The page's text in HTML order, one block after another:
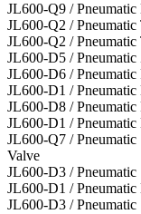
JL600-Q9 /
JL600-Q2 /
JL600-Q2 /
JL600-D5 /
JL600-D6 /
JL600-D1 /
JL600-D8 /
JL600-D1 /
JL600-Q7 /
Valve
JL600-D3 /
JL600-D1 /
JL600-D3 /